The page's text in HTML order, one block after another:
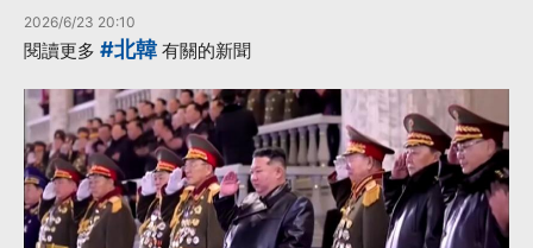
2026/6/23 20:10
閱讀更多 #北韓 有關的新聞